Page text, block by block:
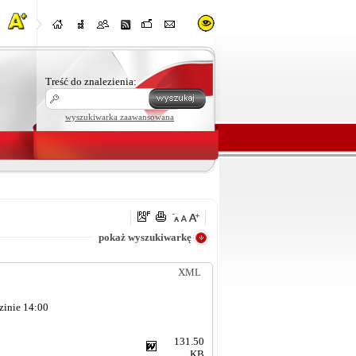
Treść do znalezienia:
wyszukiwarka zaawansowana
pokaż wyszukiwarkę
XML
14:00
131.50